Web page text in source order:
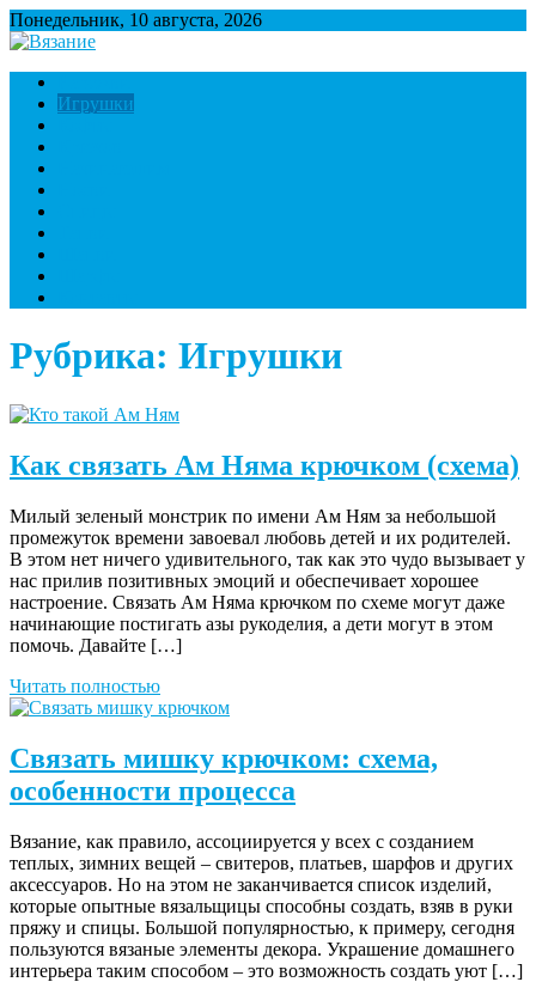
Понедельник, 10 августа, 2026
Вязание
Множество полезной информации о вязании
Игрушки
Рубрика: Игрушки
Как связать Ам Няма крючком (схема)
Милый зеленый монстрик по имени Ам Ням за небольшой
промежуток времени завоевал любовь детей и их родителей.
В этом нет ничего удивительного, так как это чудо вызывает у
нас прилив позитивных эмоций и обеспечивает хорошее
настроение. Связать Ам Няма крючком по схеме могут даже
начинающие постигать азы рукоделия, а дети могут в этом
помочь. Давайте […]
Читать полностью
Связать мишку крючком: схема,
особенности процесса
Вязание, как правило, ассоциируется у всех с созданием
теплых, зимних вещей – свитеров, платьев, шарфов и других
аксессуаров. Но на этом не заканчивается список изделий,
которые опытные вязальщицы способны создать, взяв в руки
пряжу и спицы. Большой популярностью, к примеру, сегодня
пользуются вязаные элементы декора. Украшение домашнего
интерьера таким способом – это возможность создать уют […]